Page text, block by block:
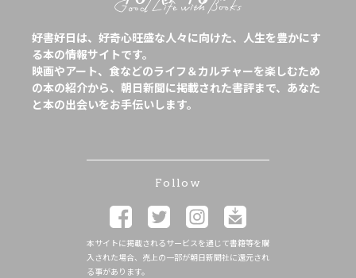
好書好日は、好奇心旺盛な人々に向けた、人生を豊かにす
る本の情報サイトです。
映画やアート、食などのライフ＆カルチャーを楽しむため
の本の紹介から、朝日新聞に掲載された書評まで、あなた
と本の出会いをお手伝いします。
Follow
本サイトに掲載されるサービスを通じて書籍等を購
入された場合、売上の一部が朝日新聞社に還元され
る事があります。